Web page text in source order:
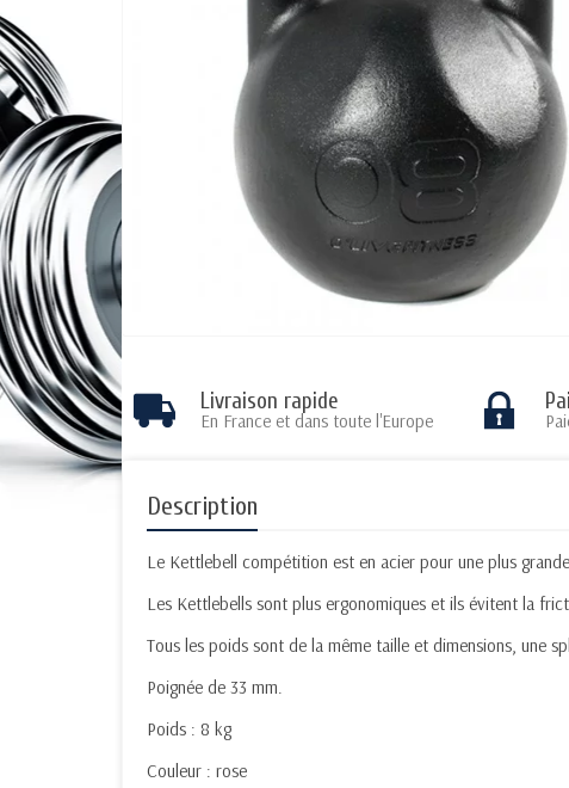
Livraison rapide
En France et dans toute l'Europe
Description
Le Kettlebell compétition est en acier pour une plus
Les Kettlebells sont plus ergonomiques et ils évitent la
Tous les poids sont de la même taille et dimensions, une
Poignée de 33 mm.
Poids : 8 kg
Couleur : rose